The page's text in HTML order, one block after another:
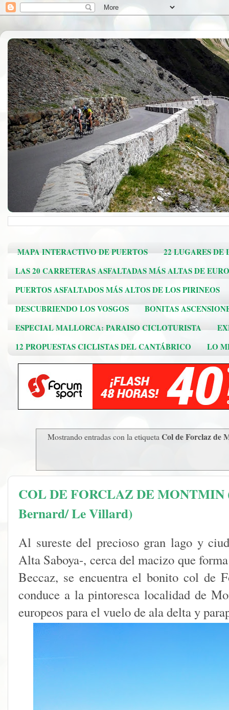
MAPA INTERACTIVO DE PUERTOS
22 LUGARES DE
LAS 20 CARRETERAS ASFALTADAS MÁS ALTAS DE
PUERTOS ASFALTADOS MÁS ALTOS DE LOS PIRINEOS
DESCUBRIENDO LOS VOSGOS
BONITAS
ESPECIAL MALLORCA: PARAISO CICLOTURISTA
12 PROPUESTAS CICLISTAS DEL CANTÁBRICO
LO
Mostrando entradas con la etiqueta Col de Forclaz de
COL DE FORCLAZ DE MONTMIN
Bernard/ Le Villard)
Al sureste del precioso gran lago y
Alta Saboya-, cerca del macizo que
Beccaz, se encuentra el bonito col de
conduce a la pintoresca localidad de
europeos para el vuelo de ala delta y